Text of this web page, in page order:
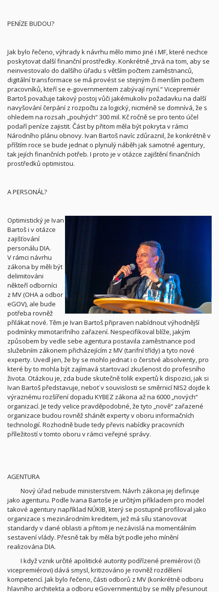
PENÍZE BUDOU?
Jak bylo řečeno, výhrady k návrhu mělo mimo jiné i MF, které nechce
poskytovat další finanční prostředky. Konkrétně „trvá na tom, aby se
neinvestovalo do dalšího úřadu s větším počtem zaměstnanců,
digitální transformace se má provést se stejným či menším počtem
pracovníků, kteří se e-governmentem zabývají nyní.“ Vicepremiér
Bartoš považuje takový postoj vůči jakémukoliv požadavku na další
navyšování čerpání z rozpočtu za logický, nicméně se domnívá, že s
ohledem na rozsah „pouhých“ 300 mil. Kč ročně se pro tento účel
podaří peníze zajistit. Část by přitom měla být pokryta v rámci
Národního plánu obnovy. Ivan Bartoš navíc zdůraznil, že konkrétně v
příštím roce se bude jednat o plynulý náběh jak samotné agentury,
tak jejích finančních potřeb. I proto je v otázce zajištění finančních
prostředků optimistou.
A PERSONÁL?
Optimistický je Ivan
Bartoš i v otázce
zajišťování
personálu DIA.
V rámci návrhu
zákona by měli být
delimitováni
někteří odborníci
z MV (OHA a odbor
eGOV), ale bude
potřeba rovněž
přilákat nové. Těm je Ivan Bartoš připraven nabídnout výhodnější
podmínky mimotarifního zařazení. Nespecifikoval blíže, jakým
způsobem by vedle sebe agentura postavila zaměstnance pod
služebním zákonem přicházejícím z MV (tarifní třídy) a tyto nové
experty. Uvedl jen, že by se mohlo jednat i o čerstvé absolventy, pro
které by to mohla být zajímavá startovací zkušenost do profesního
života. Otázkou je, zda bude skutečně tolik expertů k dispozici, jak si
Ivan Bartoš představuje, neboť v souvislosti se směrnicí NIS2 dojde k
výraznému rozšíření dopadu KYBEZ zákona až na 6000 „nových“
organizací. Je tedy velice pravděpodobné, že tyto „nově“ zařazené
organizace budou rovněž shánět experty v oboru informačních
technologií. Rozhodně bude tedy převis nabídky pracovních
příležitostí v tomto oboru v rámci veřejné správy.
AGENTURA
Nový úřad nebude ministerstvem. Návrh zákona jej definuje
jako agenturu. Podle Ivana Bartoše je určitým příkladem pro model
takové agentury například NÚKIB, který se postupně profiloval jako
organizace s mezinárodním kreditem, jež má sílu stanovovat
standardy v dané oblasti a přitom je nezávislá na momentálním
sestavení vlády. Přesně tak by měla být podle jeho mínění
realizována DIA.
I když vznik určité apolitické autority podřízené premiérovi (či
vicepremiérovi) dává smysl, kritizováno je rovněž rozdělení
kompetencí. Jak bylo řečeno, části odborů z MV (konkrétně odboru
hlavního architekta a odboru eGovernmentu) by se měly přesunout